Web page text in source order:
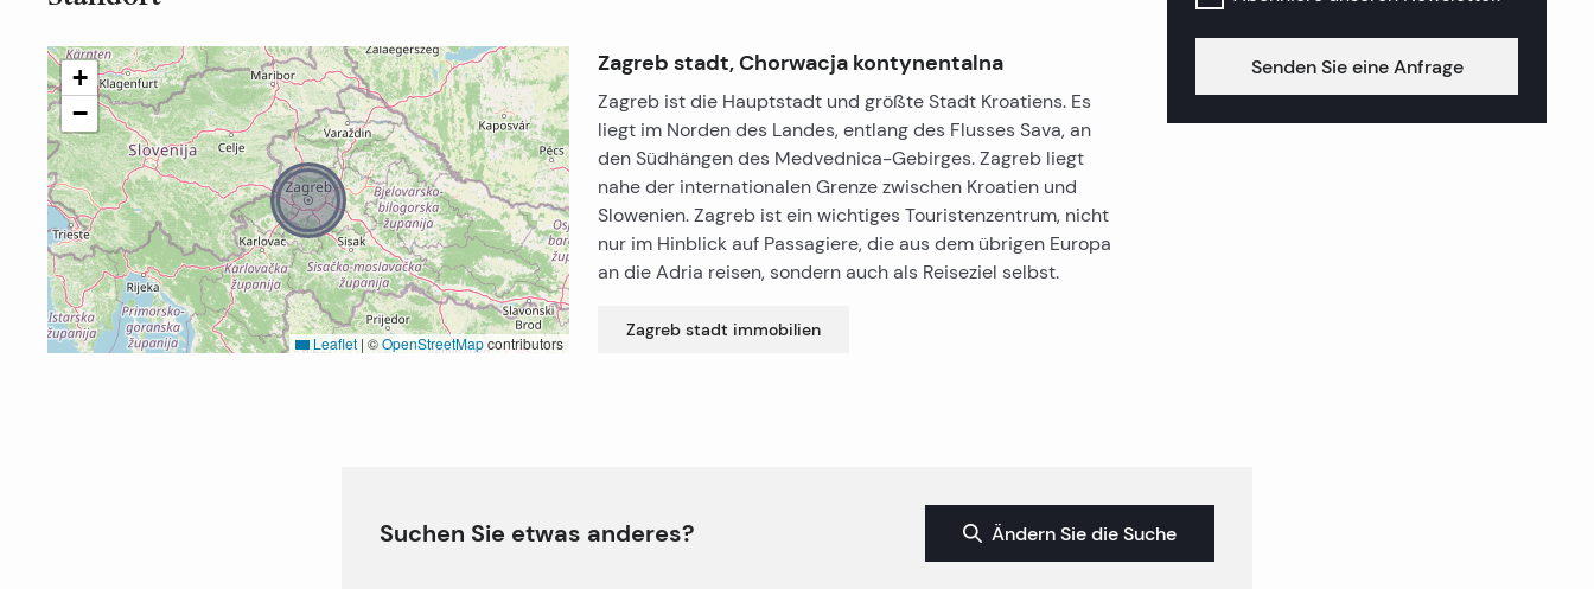
+
−
Leaflet | ©OpenStreetMapcontributors
Zagreb stadt, Chorwacja kontynentalna
Zagreb ist die Hauptstadt und größte Stadt Kroatiens. Es
liegt im Norden des Landes, entlang des Flusses Sava, an
den Südhängen des Medvednica-Gebirges. Zagreb liegt
nahe der internationalen Grenze zwischen Kroatien und
Slowenien. Zagreb ist ein wichtiges Touristenzentrum, nicht
nur im Hinblick auf Passagiere, die aus dem übrigen Europa
an die Adria reisen, sondern auch als Reiseziel selbst.
Zagreb stadt immobilien
Senden Sie eine Anfrage
Suchen Sie etwas anderes? Ändern Sie die Suche